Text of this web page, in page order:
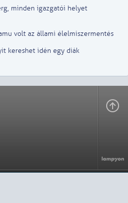
minden igazgatói helyet
volt az állami élelmiszermentés
kereshet idén egy diák